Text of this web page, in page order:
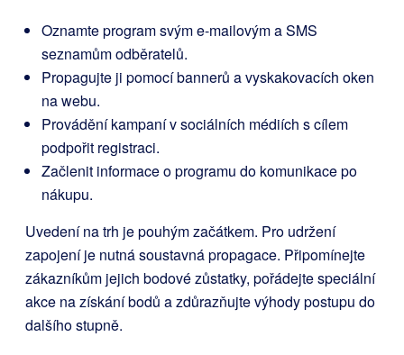
Oznamte program svým e-mailovým a SMS
seznamům odběratelů.
Propagujte ji pomocí bannerů a vyskakovacích oken
na webu.
Provádění kampaní v sociálních médiích s cílem
podpořit registraci.
Začlenit informace o programu do komunikace po
nákupu.
Uvedení na trh je pouhým začátkem. Pro udržení
zapojení je nutná soustavná propagace. Připomínejte
zákazníkům jejich bodové zůstatky, pořádejte speciální
akce na získání bodů a zdůrazňujte výhody postupu do
dalšího stupně.